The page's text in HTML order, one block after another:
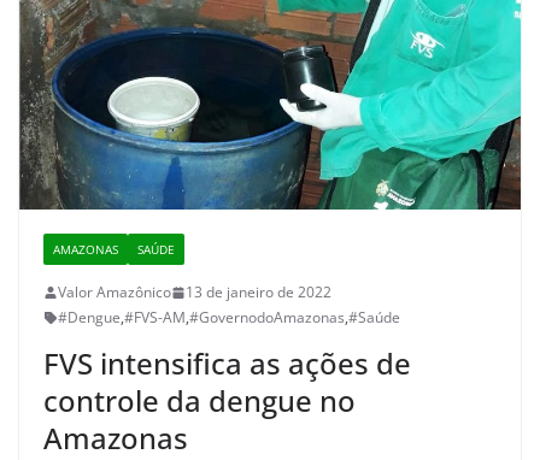
AMAZONAS SAÚDE
Valor Amazônico
13 de janeiro de 2022
#Dengue,#FVS-AM,#GovernodoAmazonas,#Saúde
FVS intensifica as ações de
controle da dengue no
Amazonas